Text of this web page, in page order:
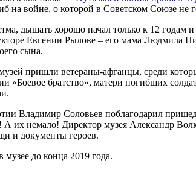
на войне, о которой в Советском Союзе не
дышать хорошо начал только к 12
Евгении Рылове – его мама Людмила
сына.
пришли ветераны-афганцы, среди
«Боевое братство», матери погибших
Владимир Соловьев поблагодарил
А их немало! Директор музея Александр
и документы героев.
музее до конца 2019 года.